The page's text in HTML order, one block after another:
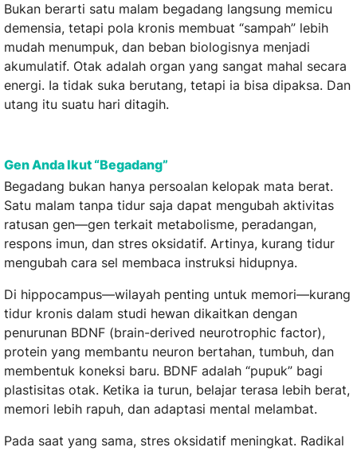
Bukan berarti satu malam begadang langsung memicu
demensia, tetapi pola kronis membuat “sampah” lebih
mudah menumpuk, dan beban biologisnya menjadi
akumulatif. Otak adalah organ yang sangat mahal secara
energi. Ia tidak suka berutang, tetapi ia bisa dipaksa. Dan
utang itu suatu hari ditagih.
Gen Anda Ikut “Begadang”
Begadang bukan hanya persoalan kelopak mata berat.
Satu malam tanpa tidur saja dapat mengubah aktivitas
ratusan gen—gen terkait metabolisme, peradangan,
respons imun, dan stres oksidatif. Artinya, kurang tidur
mengubah cara sel membaca instruksi hidupnya.
Di hippocampus—wilayah penting untuk memori—kurang
tidur kronis dalam studi hewan dikaitkan dengan
penurunan BDNF (brain-derived neurotrophic factor),
protein yang membantu neuron bertahan, tumbuh, dan
membentuk koneksi baru. BDNF adalah “pupuk” bagi
plastisitas otak. Ketika ia turun, belajar terasa lebih berat,
memori lebih rapuh, dan adaptasi mental melambat.
Pada saat yang sama, stres oksidatif meningkat. Radikal